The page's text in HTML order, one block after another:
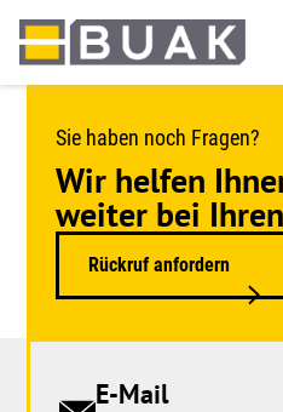
Springe
zum
Sie haben noch Fragen?
Wir helfen
weiter bei
Rückruf anfordern
E-Mail